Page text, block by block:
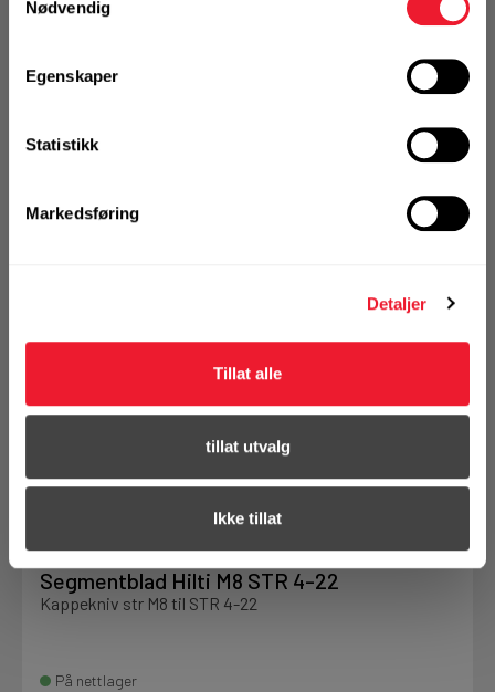
Nødvendig
Egenskaper
Statistikk
Markedsføring
Detaljer
Tillat alle
tillat utvalg
Ikke tillat
Klikk & Hent i Motek Oslo - Brobekk + 16 andre
Segmentblad Hilti M8 STR 4-22
Kappekniv str M8 til STR 4-22
På nettlager